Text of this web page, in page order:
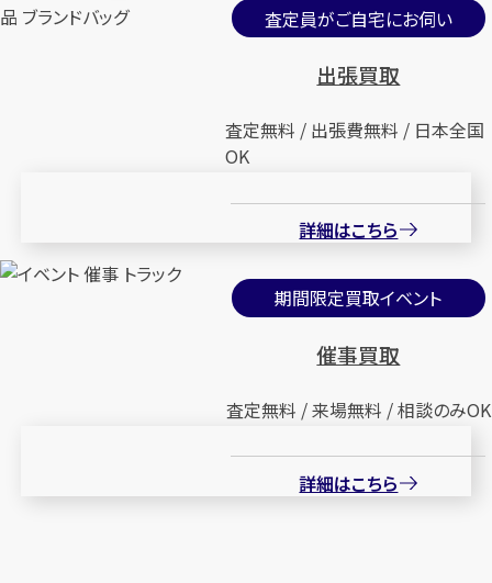
査定員がご自宅にお伺い
出張買取
査定無料 / 出張費無料 / 日本全国
OK
詳細はこちら
期間限定買取イベント
催事買取
査定無料 / 来場無料 / 相談のみOK
詳細はこちら